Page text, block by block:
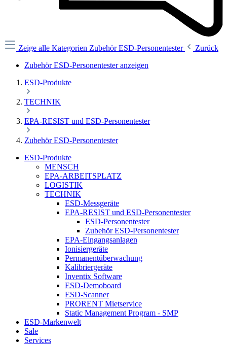
Zeige alle Kategorien Zubehör ESD-Personentester
Zurück
Zubehör ESD-Personentester anzeigen
ESD-Produkte
TECHNIK
EPA-RESIST und ESD-Personentester
Zubehör ESD-Personentester
ESD-Produkte
MENSCH
EPA-ARBEITSPLATZ
LOGISTIK
TECHNIK
ESD-Messgeräte
EPA-RESIST und ESD-Personentester
ESD-Personentester
Zubehör ESD-Personentester
EPA-Eingangsanlagen
Ionisiergeräte
Permanentüberwachung
Kalibriergeräte
Inventix Software
ESD-Demoboard
ESD-Scanner
PRORENT Mietservice
Static Management Program - SMP
ESD-Markenwelt
Sale
Services